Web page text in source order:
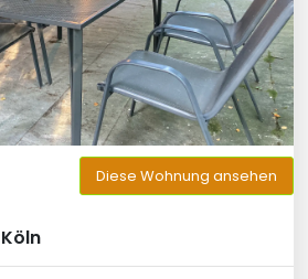
Diese Wohnung ansehen